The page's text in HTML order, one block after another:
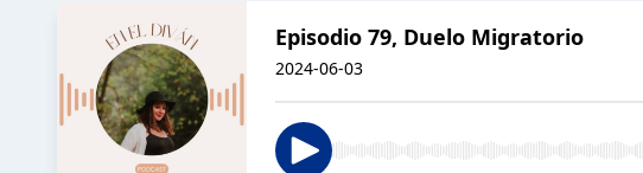
Episodio 79, Duelo Migratorio
2024-06-03